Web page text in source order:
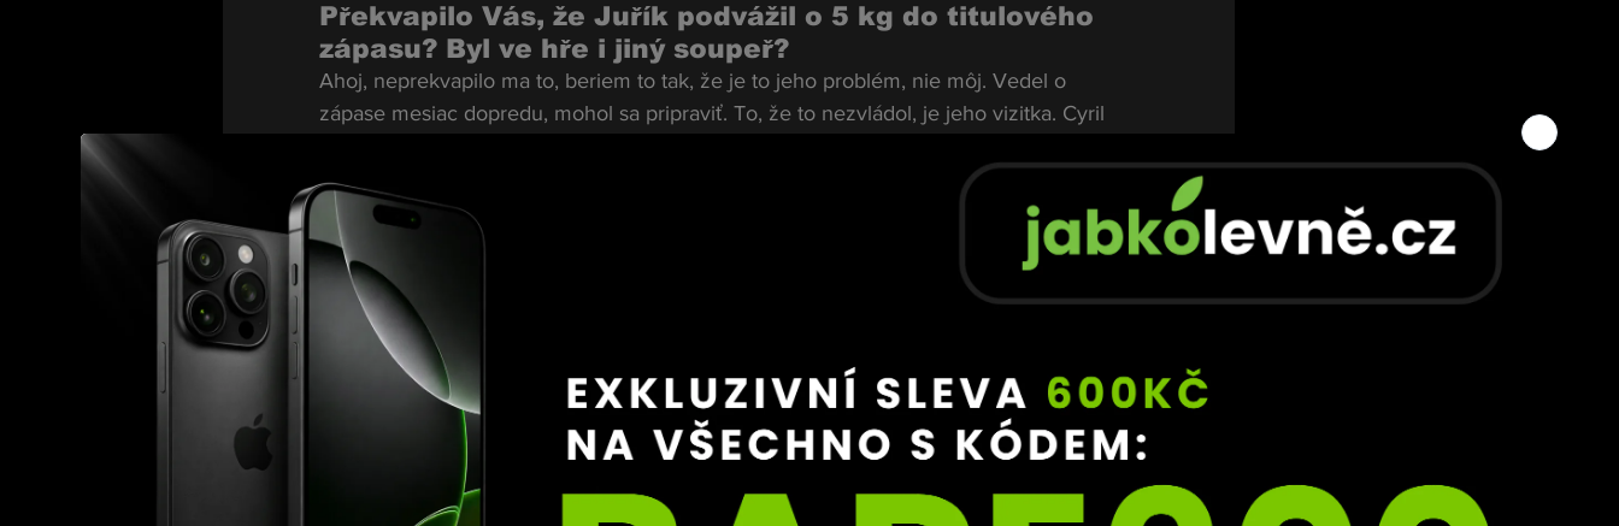
Překvapilo Vás, že Juřík podvážil o 5 kg do titulového
zápasu? Byl ve hře i jiný soupeř?
Ahoj, neprekvapilo ma to, beriem to tak, že je to jeho problém, nie môj. Vedel o
zápase mesiac dopredu, mohol sa pripraviť. To, že to nezvládol, je jeho vizitka. Cyril
Kterých výher ve své kariéře si ceníte nejvíc?
Vieš čo, ani jednej extra. Beriem to zatiaľ len ako povinnú jazdu – výzvy na mňa ešte
len čakajú. Som na začiatku, ale cením si, že už mám titul a spravil som si tu pečiatku.
Na Tapology máte bilanci 4–1. Vyhrál jste nad
Bodonyim, Juříkem, Gondžalou, Martoniczem a prohrál
s Hladunem. Souhlasí to?
Nie, to je chybne napísané. Zatiaľ mám len 3 výhry a 3 knokauty. S Hladunom som
mal mať zápas, ale ten sa nakoniec neuskutočnil.